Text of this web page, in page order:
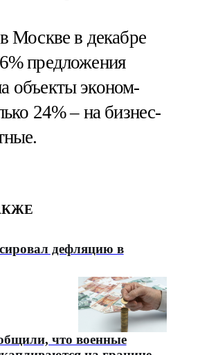
Москве в декабре
предложения
объекты эконом-
24% – на бизнес-
дефляцию в
что военные